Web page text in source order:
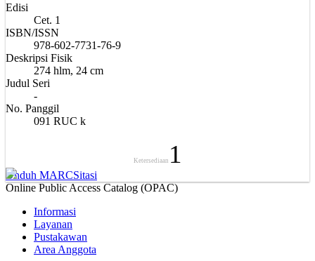
Edisi
Cet. 1
ISBN/ISSN
978-602-7731-76-9
Deskripsi Fisik
274 hlm, 24 cm
Judul Seri
-
No. Panggil
091 RUC k
Ketersediaan 1
Unduh MARCSitasi
Online Public Access Catalog (OPAC)
Informasi
Layanan
Pustakawan
Area Anggota